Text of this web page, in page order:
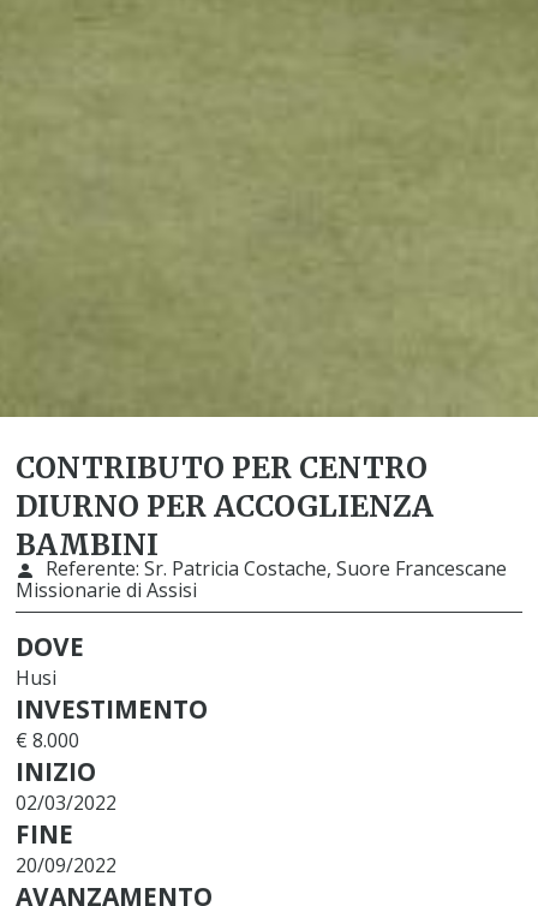
CONTRIBUTO PER CENTRO
DIURNO PER ACCOGLIENZA
BAMBINI
Referente:Sr. Patricia Costache, Suore Francescane
Missionarie di Assisi
DOVE
Husi
INVESTIMENTO
€ 8.000
INIZIO
02/03/2022
FINE
20/09/2022
AVANZAMENTO